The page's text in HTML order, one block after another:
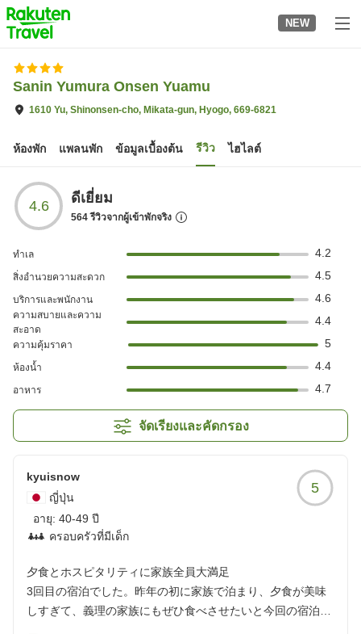
to
top
page
NEW
Sanin Yumura Onsen Yuamu
1610 Yu, Shinonsen-cho, Mikata-gun, Hyogo, 669-6821
ห้องพัก แพลนพัก ข้อมูลเบื้องต้น รีวิว ไฮไลต์
4.6 ดีเยี่ยม
564รีวิวจากผู้เข้าพักจริง
ทำเล 4.2
สิ่งอำนวยความสะดวก 4.5
บริการและพนักงาน 4.6
ความสบายและความ
สะอาด
4.4
ความคุ้มราคา 5
ห้องน้ำ 4.4
อาหาร 4.7
จัดเรียงและคัดกรอง
kyuisnow
ญี่ปุ่น
อายุ: 40-49 ปี
ครอบครัวที่มีเด็ก
5
夕食とホスピタリティに家族全員大満足
3回目の宿泊でした。昨年の初に家族で泊まり、夕食が美味
しすぎて、義理の家族にもぜひ食べさせたいと今回の宿泊に